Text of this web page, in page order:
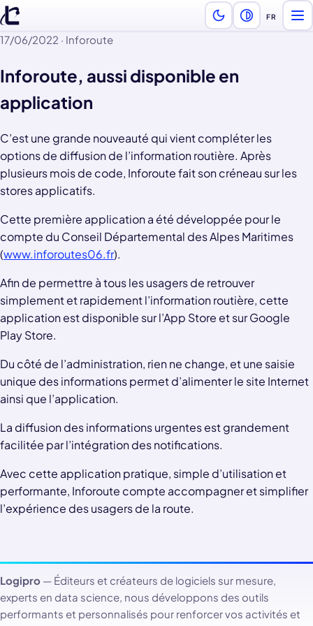
FR
Choix de
17/06/2022 · Inforoute
Inforoute, aussi disponible en
application
C’est une grande nouveauté qui vient compléter les
options de diffusion de l’information routière. Après
plusieurs mois de code, Inforoute fait son créneau sur les
stores applicatifs.
Cette première application a été développée pour le
compte du Conseil Départemental des Alpes Maritimes
(www.inforoutes06.fr).
Afin de permettre à tous les usagers de retrouver
simplement et rapidement l’information routière, cette
application est disponible sur l’App Store et sur Google
Play Store.
Du côté de l’administration, rien ne change, et une saisie
unique des informations permet d’alimenter le site Internet
ainsi que l’application.
La diffusion des informations urgentes est grandement
facilitée par l’intégration des notifications.
Avec cette application pratique, simple d’utilisation et
performante, Inforoute compte accompagner et simplifier
l’expérience des usagers de la route.
Logipro — Éditeurs et créateurs de logiciels sur mesure,
experts en data science, nous développons des outils
performants et personnalisés pour renforcer vos activités et